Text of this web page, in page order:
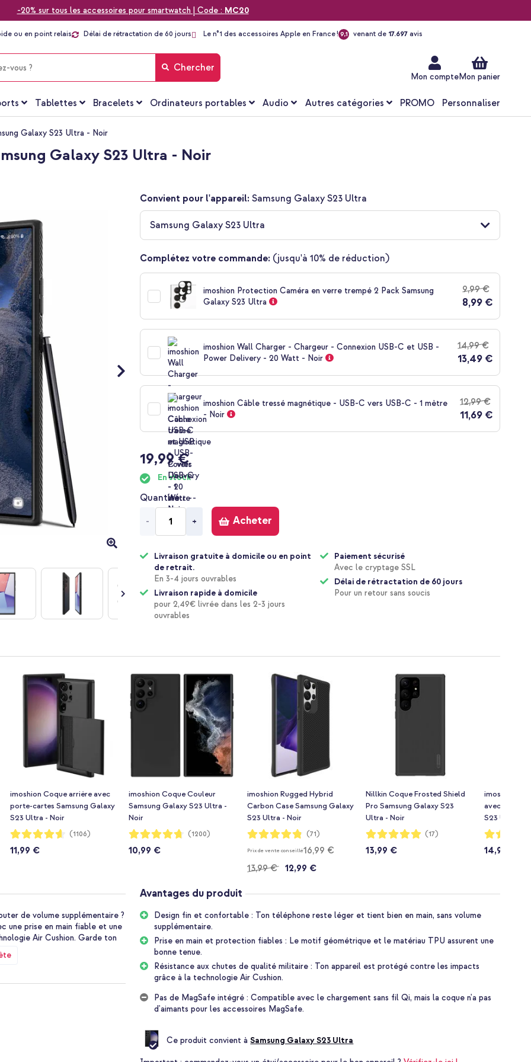
-20% sur tous les accessoires pour smartwatch | Code : MC20
ou en point relais Délai de rétractation de 60 jours Le n°1 des accessoires Apple en France ! 9,1 venant de 17.697 avis
Mon compteMon panier
Chercher
Tablettes Bracelets Ordinateurs portables Audio Autres catégories PROMO Personnaliser
Galaxy S23 Ultra - Noir
Galaxy S23 Ultra - Noir
Convient pour l'appareil:Samsung Galaxy S23 Ultra
Samsung Galaxy S23 Ultra
Complétez votre commande: (jusqu'à 10% de réduction)
imoshion Protection Caméra en verre trempé 2 Pack Samsung
Galaxy S23 Ultra
9,99 €
8,99 €
imoshion Wall Charger - Chargeur - Connexion USB-C et USB -
Power Delivery - 20 Watt - Noir
14,99 €
13,49 €
imoshion Câble tressé magnétique - USB-C vers USB-C - 1 mètre
- Noir
12,99 €
11,69 €
19,99 €
En stock
Quantité
- + Acheter
Livraison gratuite à domicile ou en point
de retrait.
En 3-4 jours ouvrables
Livraison rapide à domicile
pour 2,49€ livrée dans les 2-3 jours
ouvrables
Paiement sécurisé
Avec le cryptage SSL
Délai de rétractation de 60 jours
Pour un retour sans soucis
imoshion Coque arrière avec
porte-cartes Samsung Galaxy
S23 Ultra - Noir
Notation:
92%
(1106)
11,99 €
imoshion Coque Couleur
Samsung Galaxy S23 Ultra -
Noir
Notation:
94%
(1200)
10,99 €
imoshion Rugged Hybrid
Carbon Case Samsung Galaxy
S23 Ultra - Noir
Notation:
96%
(71)
Prix de vente conseillé16,99 €
13,99 €
12,99 €
Nillkin Coque Frosted Shield
Pro Samsung Galaxy S23
Ultra - Noir
Notation:
99%
(17)
13,99 €
imoshion
avec cordon
S23 Ultra -
Notation:
93%
14,99 €
de volume supplémentaire ?
une prise en main fiable et une
Air Cushion. Garde ton
possède une texture mate qui
ton appareil tombe malgré
offrent une protection
Avantages du produit
Design fin et confortable : Ton téléphone reste léger et tient bien en main, sans volume
supplémentaire.
Prise en main et protection fiables : Le motif géométrique et le matériau TPU assurent une
bonne tenue.
Résistance aux chutes de qualité militaire : Ton appareil est protégé contre les impacts
grâce à la technologie Air Cushion.
Pas de MagSafe intégré : Compatible avec le chargement sans fil Qi, mais la coque n'a pas
d'aimants pour les accessoires MagSafe.
Ce produit convient àSamsung Galaxy S23 Ultra